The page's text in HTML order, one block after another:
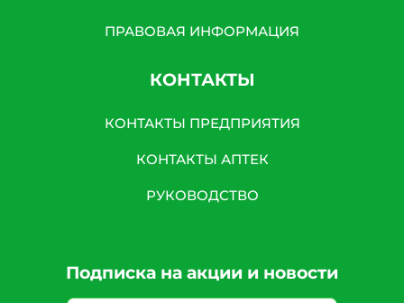
ПРАВОВАЯ ИНФОРМАЦИЯ
КОНТАКТЫ
КОНТАКТЫ ПРЕДПРИЯТИЯ
КОНТАКТЫ АПТЕК
РУКОВОДСТВО
Подписка на акции и новости